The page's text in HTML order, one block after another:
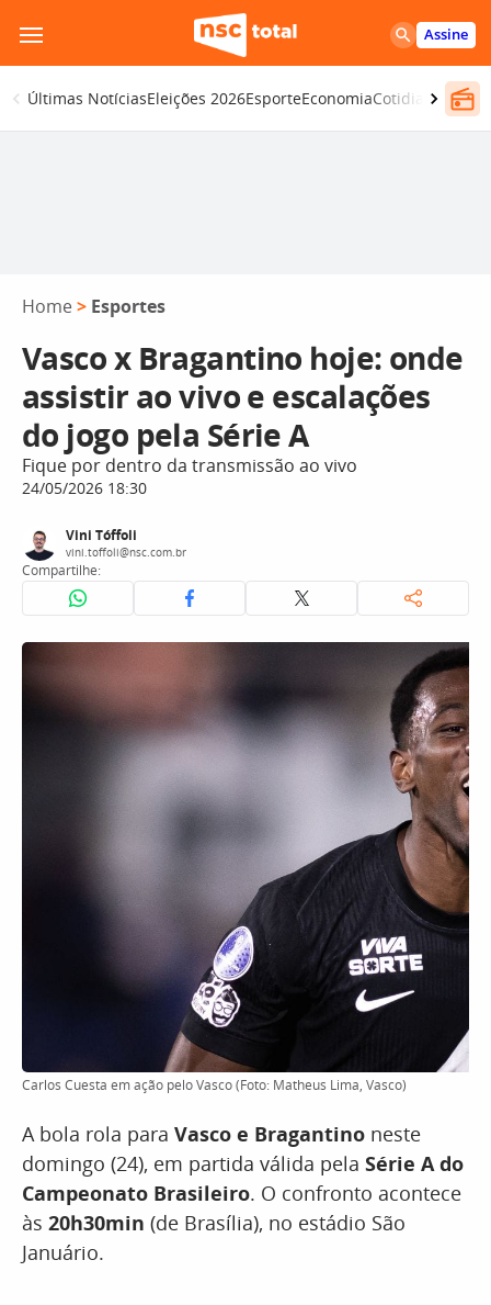
para
o
conteúdo
Assine
Últimas NotíciasEleições 2026EsporteEconomiaCotidiano
Home > Esportes
Vasco x Bragantino hoje: onde
assistir ao vivo e escalações
do jogo pela Série A
Fique por dentro da transmissão ao vivo
24/05/2026 18:30
Vini Tóffoli
vini.toffoli@nsc.com.br
Compartilhe:
Carlos Cuesta em ação pelo Vasco (Foto: Matheus Lima, Vasco)
A bola rola para Vasco e Bragantino neste
domingo (24), em partida válida pela Série A do
Campeonato Brasileiro. O confronto acontece
às 20h30min (de Brasília), no estádio São
Januário.